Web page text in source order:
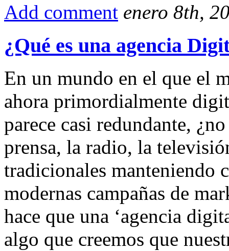
Add comment enero 8th,
¿Qué es una agencia
En un mundo en el que el
ahora primordialmente
parece casi redundante,
prensa, la radio, la
tradicionales manteniendo
modernas campañas de
hace que una ‘agencia
algo que creemos que